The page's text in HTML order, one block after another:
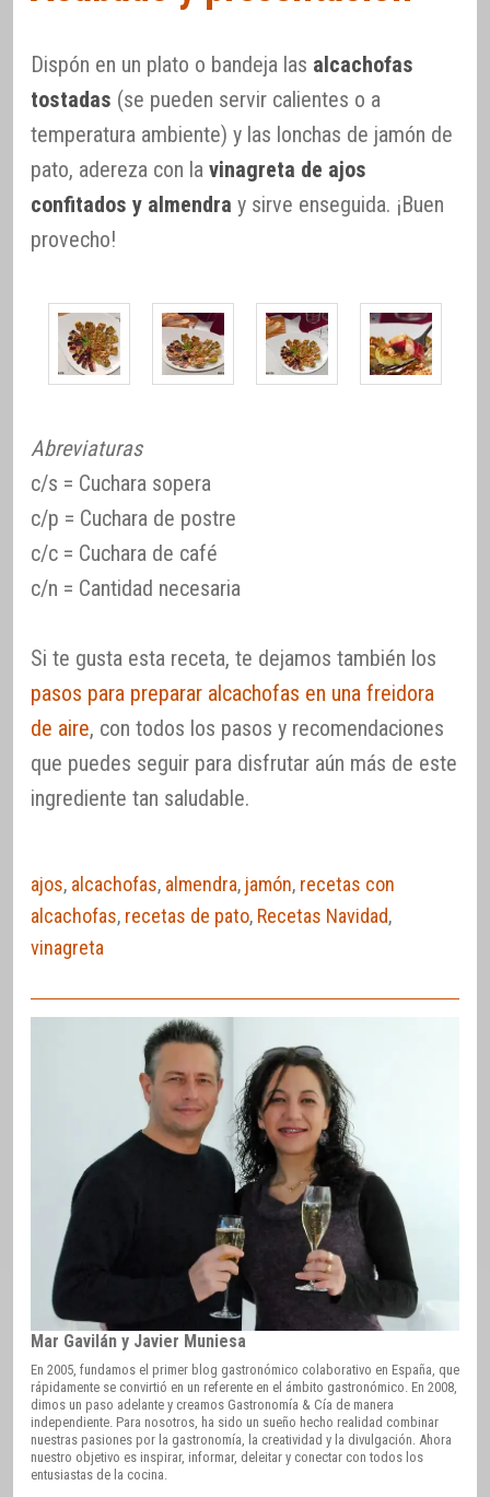
Dispón en un plato o bandeja las alcachofas
tostadas (se pueden servir calientes o a
temperatura ambiente) y las lonchas de jamón de
pato, adereza con la vinagreta de ajos
confitados y almendra y sirve enseguida. ¡Buen
provecho!
Abreviaturas
c/s = Cuchara sopera
c/p = Cuchara de postre
c/c = Cuchara de café
c/n = Cantidad necesaria
Si te gusta esta receta, te dejamos también los
pasos para preparar alcachofas en una freidora
de aire, con todos los pasos y recomendaciones
que puedes seguir para disfrutar aún más de este
ingrediente tan saludable.
ajos, alcachofas, almendra, jamón, recetas con
alcachofas, recetas de pato, Recetas Navidad,
vinagreta
Mar Gavilán y Javier Muniesa
En 2005, fundamos el primer blog gastronómico colaborativo en España, que
rápidamente se convirtió en un referente en el ámbito gastronómico. En 2008,
dimos un paso adelante y creamos Gastronomía & Cía de manera
independiente. Para nosotros, ha sido un sueño hecho realidad combinar
nuestras pasiones por la gastronomía, la creatividad y la divulgación. Ahora
nuestro objetivo es inspirar, informar, deleitar y conectar con todos los
entusiastas de la cocina.